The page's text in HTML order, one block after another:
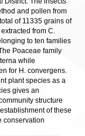
and pollen from
of 11335 grains of
from C.
to ten families
Poaceae family
while
for H. convergens.
plant species as a
gives an
structure
of these
conservation